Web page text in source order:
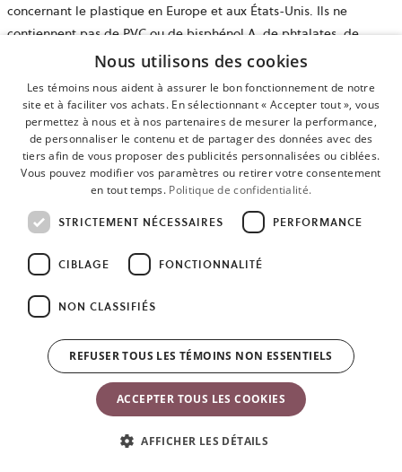
concernant le plastique en Europe et aux États-Unis. Ils ne
contiennent pas de PVC ou de bisphénol A, de phtalates, de
cadmium, de plomb ou de brome. En outre, le plastique est
De quels matériaux vos tissus sont-ils composés?
Nos porte-bébés et transats en mesh 3D sont en 100 % polyester.
Le tissu mesh aéré est respirant et évacue la chaleur et l’humidité
autour de vous et de votre bébé.
Notre mélange tissé est en 65 % polyester recyclé et 35 % coton.
Le tissu est durable, super doux et arbore un fini lustré.
Notre jersey 3D, composé à 80 % de polyester, 16 % de coton et
4 % d’élasthanne, est un tissu super doux, souple et extensible à
trois couches assurant une respirabilité optimale.
Nous utilisons des cookies
Les témoins nous aident à assurer le bon fonctionnement de notre
site et à faciliter vos achats. En sélectionnant « Accepter tout », vous
permettez à nous et à nos partenaires de mesurer la performance,
de personnaliser le contenu et de partager des données avec des
tiers afin de vous proposer des publicités personnalisées ou ciblées.
Vous pouvez modifier vos paramètres ou retirer votre consentement
en tout temps. Politique de confidentialité.
STRICTEMENT NÉCESSAIRES PERFORMANCE
CIBLAGE FONCTIONNALITÉ
NON CLASSIFIÉS
ACCEPTER TOUS LES COOKIES
REFUSER TOUS LES TÉMOINS NON ESSENTIELS
AFFICHER LES DÉTAILS